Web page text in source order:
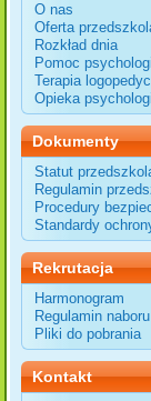
O nas
Oferta
Rozkład dnia
Pomoc
Terapia
Opieka
Dokumenty
Statut
Regulamin
Procedury
Standardy
Rekrutacja
Harmonogram
Regulamin naboru
Pliki do pobrania
Kontakt